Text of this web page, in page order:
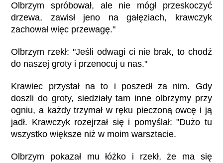
Olbrzym spróbował, ale nie mógł przeskoczyć
drzewa, zawisł jeno na gałęziach, krawczyk
zachował więc przewagę."
Olbrzym rzekł: "Jeśli odwagi ci nie brak, to chodź
do naszej groty i przenocuj u nas."
Krawiec przystał na to i poszedł za nim. Gdy
doszli do groty, siedziały tam inne olbrzymy przy
ogniu, a każdy trzymał w ręku pieczoną owcę i ją
jadł. Krawczyk rozejrzał się i pomyślał: "Dużo tu
wszystko większe niż w moim warsztacie.
Olbrzym pokazał mu łóżko i rzekł, że ma się